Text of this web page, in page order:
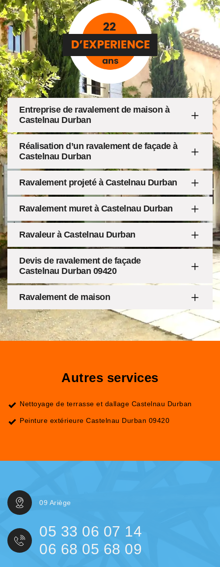
Entreprise de ravalement de maison à
Castelnau Durban
Réalisation d’un ravalement de façade à
Castelnau Durban
Ravalement projeté à Castelnau Durban
Ravalement muret à Castelnau Durban
Ravaleur à Castelnau Durban
Devis de ravalement de façade
Castelnau Durban 09420
Ravalement de maison
Autres services
Nettoyage de terrasse et dallage Castelnau Durban
Peinture extérieure Castelnau Durban 09420
09 Ariège
05 33 06 07 14
06 68 05 68 09